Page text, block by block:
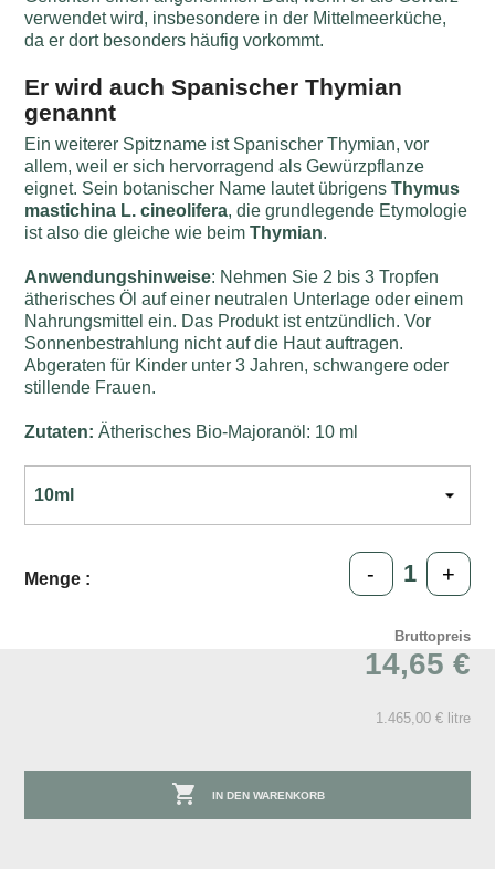
verwendet wird, insbesondere in der Mittelmeerküche,
da er dort besonders häufig vorkommt.
Er wird auch Spanischer Thymian
genannt
Ein weiterer Spitzname ist Spanischer Thymian, vor
allem, weil er sich hervorragend als Gewürzpflanze
eignet. Sein botanischer Name lautet übrigensThymus
mastichina L. cineolifera, die grundlegende Etymologie
ist also die gleiche wie beimThymian.
Anwendungshinweise: Nehmen Sie 2 bis 3 Tropfen
ätherisches Öl auf einer neutralen Unterlage oder einem
Nahrungsmittel ein. Das Produkt ist entzündlich. Vor
Sonnenbestrahlung nicht auf die Haut auftragen.
Abgeraten für Kinder unter 3 Jahren, schwangere oder
stillende Frauen.
Zutaten: Ätherisches Bio-Majoranöl: 10 ml
Menge : - +
Bruttopreis
14,65 €
1.465,00 € litre
 IN DEN WARENKORB